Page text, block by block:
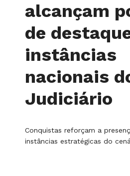
alcançam
de
instâncias
nacionais
Judiciário
Conquistas reforçam a
instâncias estratégicas do